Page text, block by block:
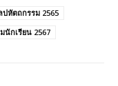
หัตถกรรม 2565
กเรียน 2567